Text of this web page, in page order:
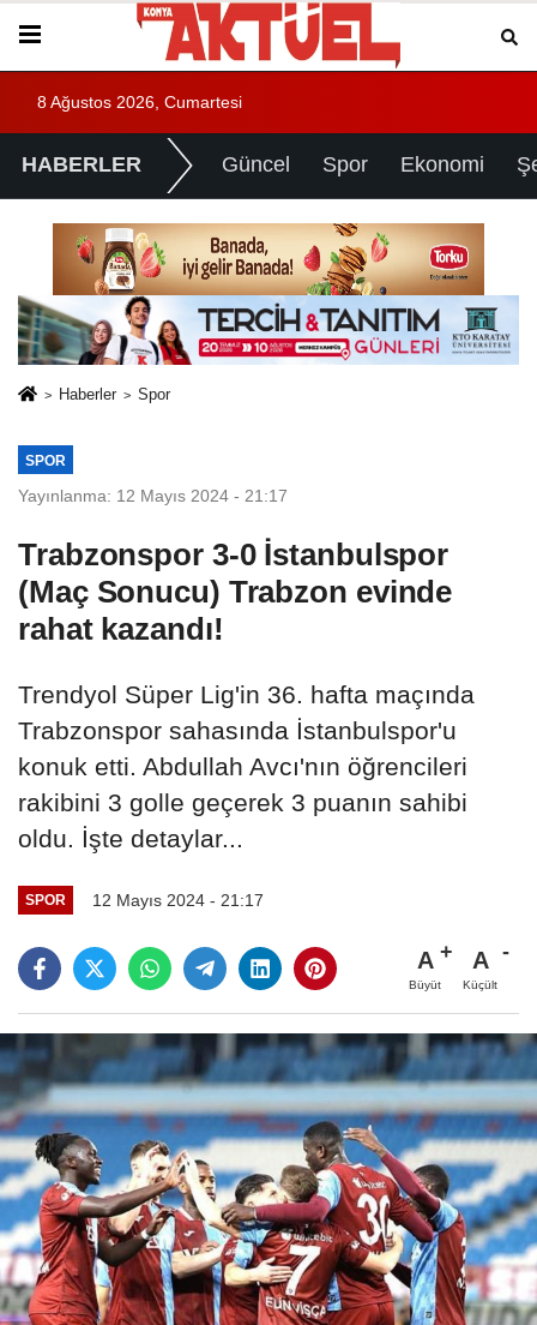
8 Ağustos 2026, Cumartesi
HABERLER Güncel Spor Ekonomi
Haberler Spor
SPOR
Yayınlanma: 12 Mayıs 2024 - 21:17
Trabzonspor 3-0 İstanbulspor
(Maç Sonucu) Trabzon evinde
rahat kazandı!
Trendyol Süper Lig'in 36. hafta maçında
Trabzonspor sahasında İstanbulspor'u
konuk etti. Abdullah Avcı'nın öğrencileri
rakibini 3 golle geçerek 3 puanın sahibi
oldu. İşte detaylar...
SPOR 12 Mayıs 2024 - 21:17
A
Büyüt
A
Küçült